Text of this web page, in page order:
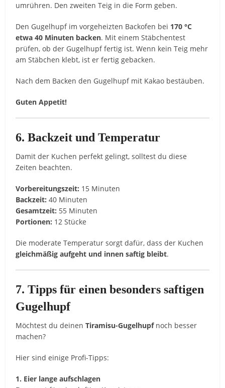
umrühren. Den zweiten Teig in die Form geben.
Den Gugelhupf im vorgeheizten Backofen bei 170 °C
etwa 40 Minuten backen. Mit einem Stäbchentest
prüfen, ob der Gugelhupf fertig ist. Wenn kein Teig mehr
am Stäbchen klebt, ist er fertig gebacken.
Nach dem Backen den Gugelhupf mit Kakao bestäuben.
Guten Appetit!
6. Backzeit und Temperatur
Damit der Kuchen perfekt gelingt, solltest du diese
Zeiten beachten.
Vorbereitungszeit: 15 Minuten
Backzeit: 40 Minuten
Gesamtzeit: 55 Minuten
Portionen: 12 Stücke
Die moderate Temperatur sorgt dafür, dass der Kuchen
gleichmäßig aufgeht und innen saftig bleibt.
7. Tipps für einen besonders saftigen
Gugelhupf
Möchtest du deinenTiramisu-Gugelhupfnoch besser
machen?
Hier sind einige Profi-Tipps:
1. Eier lange aufschlagen